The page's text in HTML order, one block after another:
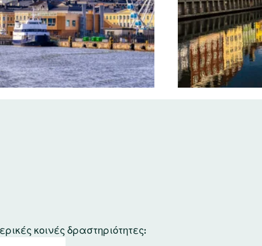
κοινές δραστηριότητες: